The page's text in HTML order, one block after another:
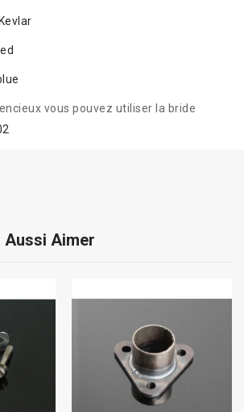
vous pouvez utiliser la bride
Aimer